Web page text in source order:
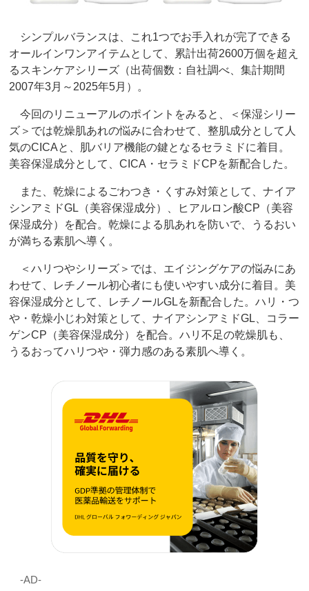
シンプルバランスは、これ1つでお手入れが完了できる
オールインワンアイテムとして、累計出荷2600万個を超え
るスキンケアシリーズ（出荷個数：自社調べ、集計期間
2007年3月～2025年5月）。
今回のリニューアルのポイントをみると、＜保湿シリー
ズ＞では乾燥肌あれの悩みに合わせて、整肌成分として人
気のCICAと、肌バリア機能の鍵となるセラミドに着目。
美容保湿成分として、CICA・セラミドCPを新配合した。
また、乾燥によるごわつき・くすみ対策として、ナイア
シンアミドGL（美容保湿成分）、ヒアルロン酸CP（美容
保湿成分）を配合。乾燥による肌あれを防いで、うるおい
が満ちる素肌へ導く。
＜ハリつやシリーズ＞では、エイジングケアの悩みにあ
わせて、レチノール初心者にも使いやすい成分に着目。美
容保湿成分として、レチノールGLを新配合した。ハリ・つ
や・乾燥小じわ対策として、ナイアシンアミドGL、コラー
ゲンCP（美容保湿成分）を配合。ハリ不足の乾燥肌も、
うるおってハリつや・弾力感のある素肌へ導く。
‐AD‐